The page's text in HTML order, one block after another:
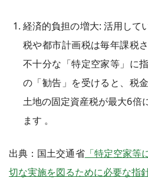
経済的負担の増大: 活用して
税や都市計画税は毎年課税
不十分な「特定空家等」に
の「勧告」を受けると、税
土地の固定資産税が最大6倍
ます 。
出典：国土交通省「特定空家等
切な実施を図るために必要な指